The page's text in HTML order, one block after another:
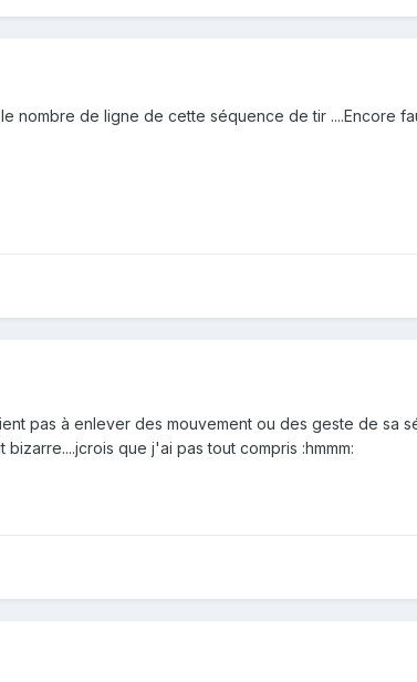
nombre de ligne de cette séquence de tir ....Encore
pas à enlever des mouvement ou des geste de sa
que j'ai pas tout compris :hmmm: